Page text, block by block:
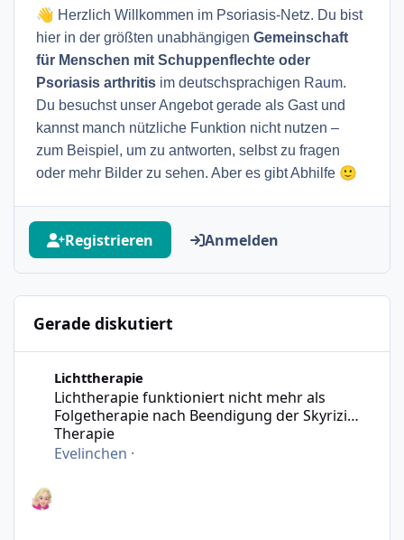
👋 Herzlich Willkommen im Psoriasis-Netz. Du bist
hier in der größten unabhängigen Gemeinschaft
für Menschen mit Schuppenflechte oder
Psoriasis arthritis im deutschsprachigen Raum.
Du besuchst unser Angebot gerade als Gast und
kannst manch nützliche Funktion nicht nutzen –
zum Beispiel, um zu antworten, selbst zu fragen
oder mehr Bilder zu sehen. Aber es gibt Abhilfe 🙂
Registrieren Anmelden
Gerade diskutiert
Lichttherapie
Lichtherapie funktioniert nicht mehr als
Folgetherapie nach Beendigung der Skyrizi
Therapie
Evelinchen ·